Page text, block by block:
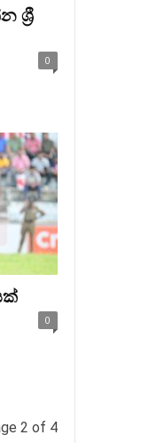
ශ්‍රී
0
0
2 of 4